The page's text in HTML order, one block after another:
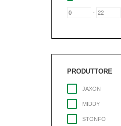
-
PRODUTTORE
JAXON
MIDDY
STONFO